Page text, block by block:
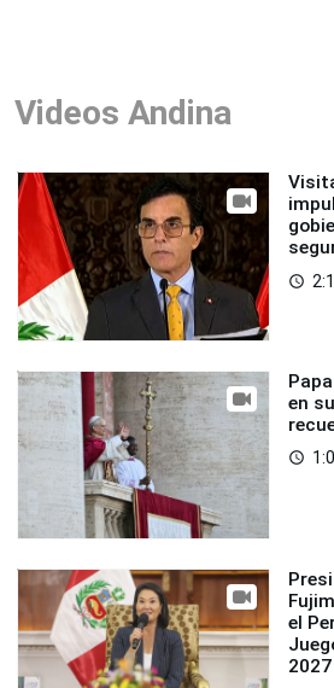
Videos Andina
access_time
en
access_time
el
2027